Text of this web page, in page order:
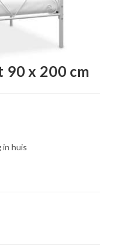
90 x 200 cm
in huis